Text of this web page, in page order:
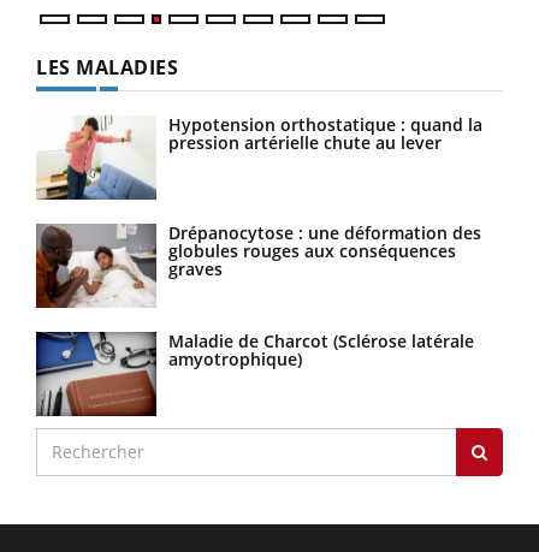
LES MALADIES
Hypotension orthostatique : quand la
pression artérielle chute au lever
Drépanocytose : une déformation des
globules rouges aux conséquences
graves
Maladie de Charcot (Sclérose latérale
amyotrophique)